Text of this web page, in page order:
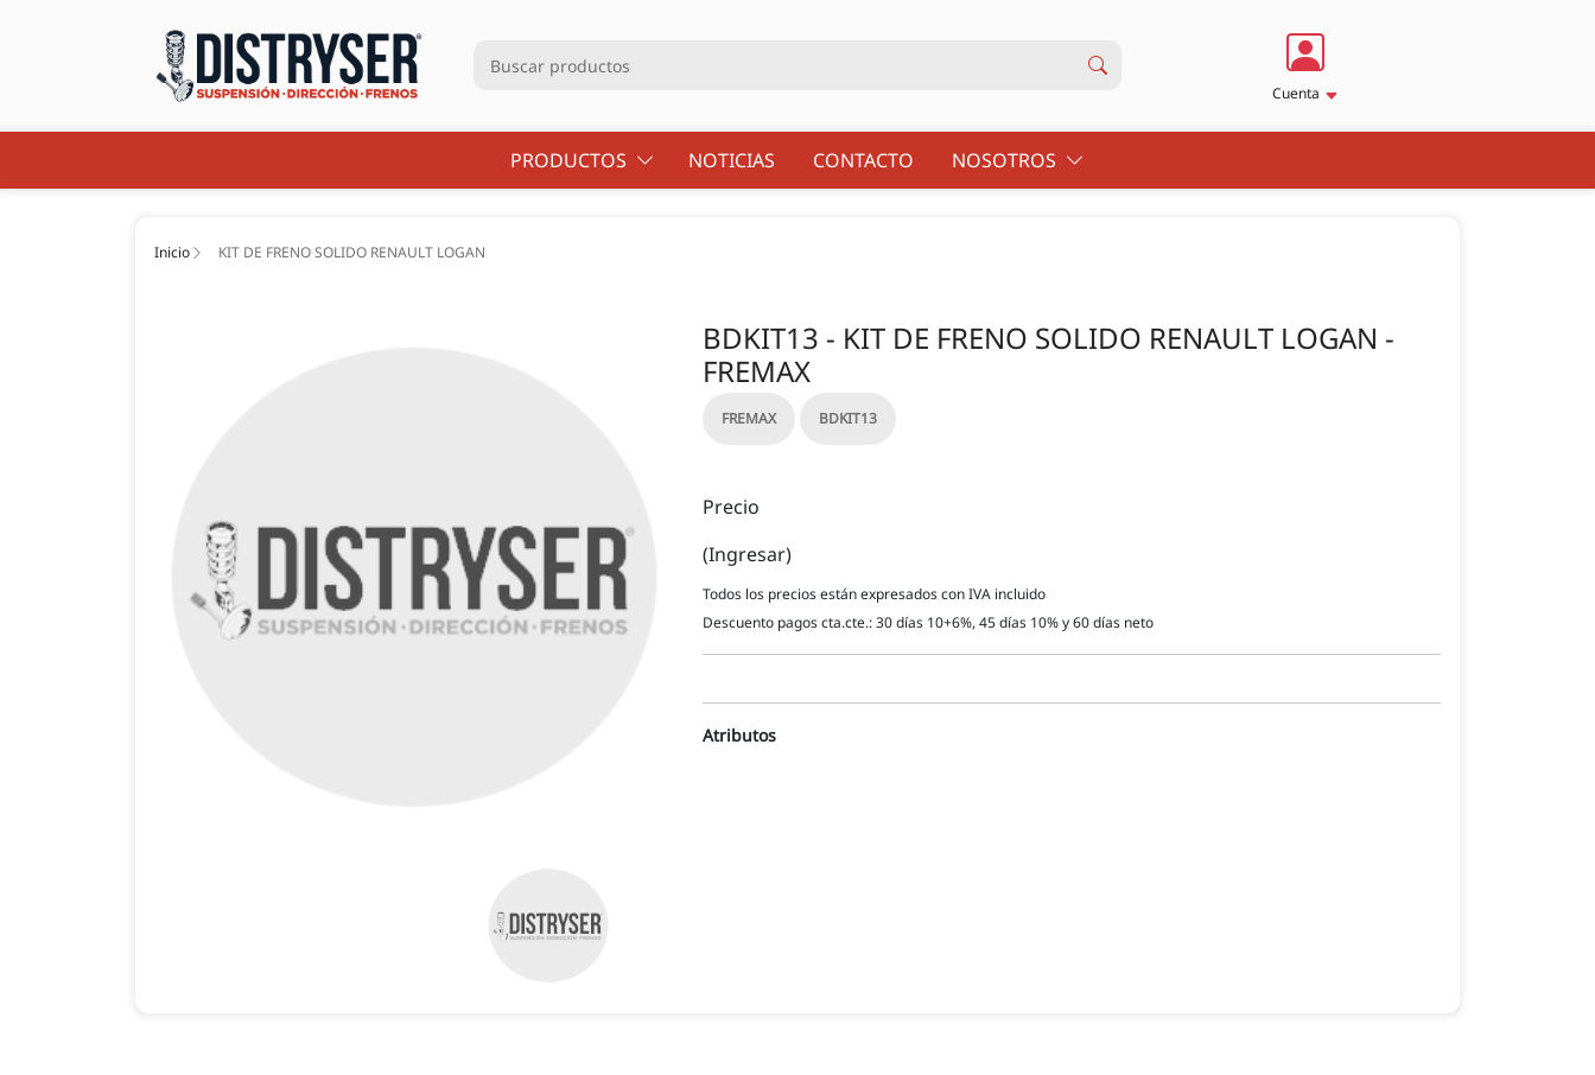
Cuenta
PRODUCTOS NOTICIAS CONTACTO NOSOTROS
Inicio KIT DE FRENO SOLIDO RENAULT LOGAN
BDKIT13 - KIT DE FRENO SOLIDO RENAULT LOGAN -
FREMAX
FREMAX BDKIT13
Precio
(Ingresar)
Todos los precios están expresados con IVA incluido
Descuento pagos cta.cte.: 30 días 10+6%, 45 días 10% y 60 días neto
Atributos